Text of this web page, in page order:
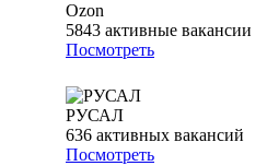
Ozon
5843 активные вакансии
Посмотреть
РУСАЛ
636 активных вакансий
Посмотреть